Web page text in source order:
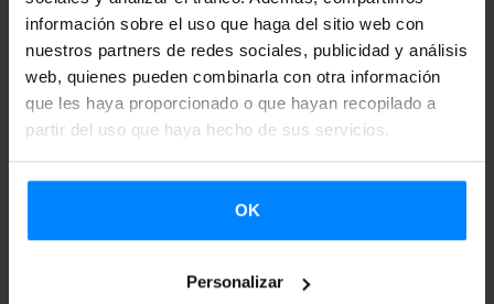
información sobre el uso que haga del sitio web con
nuestros partners de redes sociales, publicidad y análisis
web, quienes pueden combinarla con otra información
que les haya proporcionado o que hayan recopilado a
partir del uso que haya hecho de sus servicios.
OK
Personalizar
actividades del mercado.
Las propuestas pueden presentarse a través del siguiente
enlace:
Ça colle au Basque
que resulten seleccionados en la programación oficial del